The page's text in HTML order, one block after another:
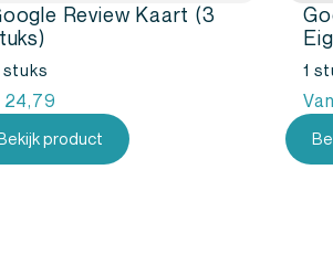
Review Kaart (3
stuks
24,79
product
1